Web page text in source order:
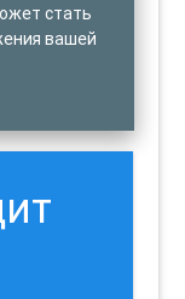
стать
вашей